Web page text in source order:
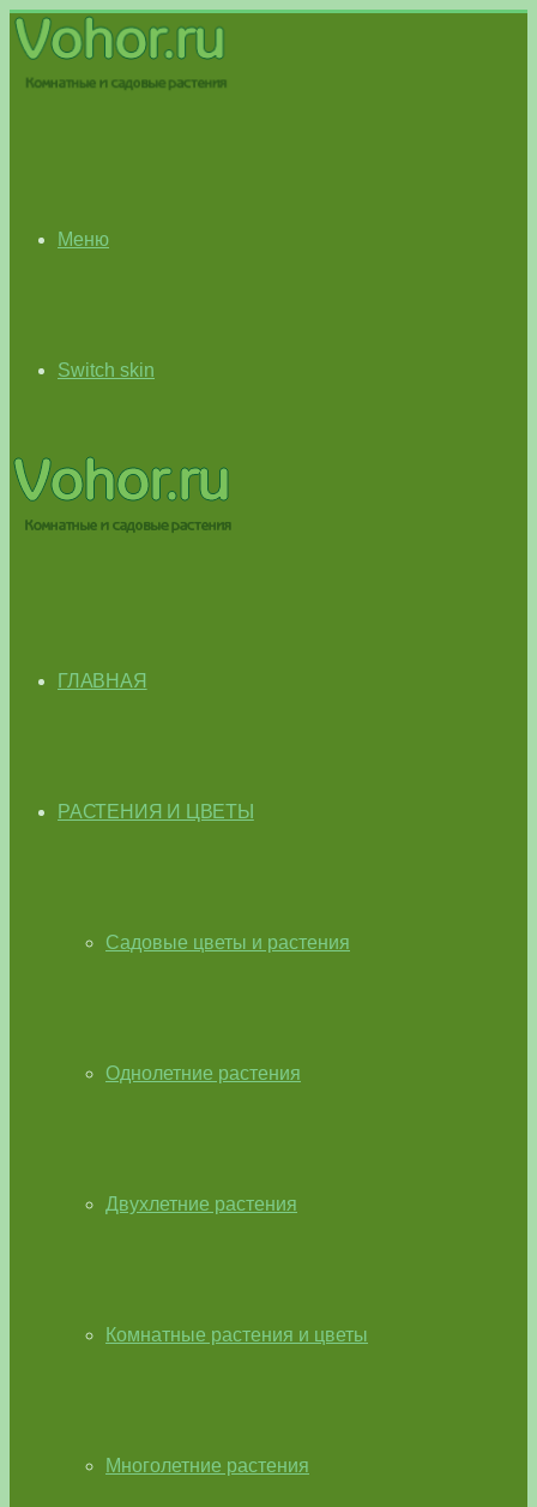
Меню
Switch skin
ГЛАВНАЯ
РАСТЕНИЯ И ЦВЕТЫ
Садовые цветы и растения
Однолетние растения
Двухлетние растения
Комнатные растения и цветы
Многолетние растения